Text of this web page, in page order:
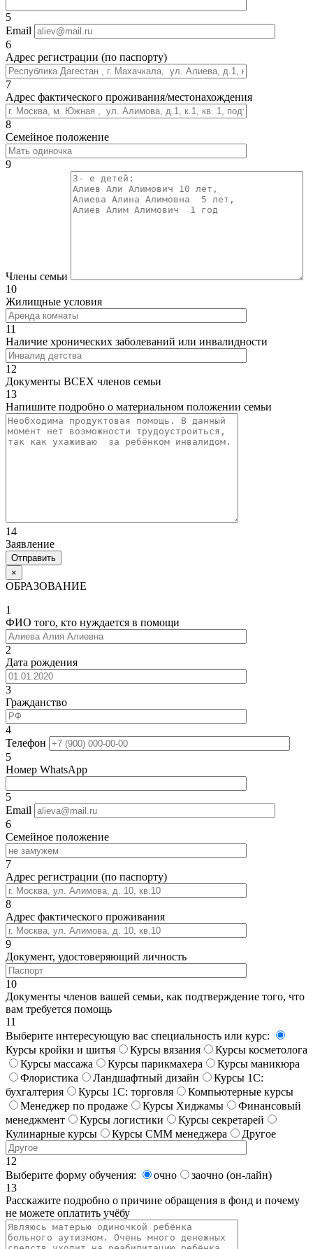
5
Email
6
Адрес регистрации (по паспорту)
7
Адрес фактического проживания/местонахождения
8
Семейное положение
9
Члены семьи
10
Жилищные условия
11
Наличие хронических заболеваний или инвалидности
12
Документы ВСЕХ членов семьи
13
Напишите подробно о материальном положении семьи
14
Заявление
×
ОБРАЗОВАНИЕ
1
ФИО того, кто нуждается в помощи
2
Дата рождения
3
Гражданство
4
Телефон
5
Номер WhatsApp
5
Email
6
Семейное положение
7
Адрес регистрации (по паспорту)
8
Адрес фактического проживания
9
Документ, удостоверяющий личность
10
Документы членов вашей семьи, как подтверждение того, что
вам требуется помощь
11
Выберите интересующую вас специальность или курс:
Курсы кройки и шитья
Курсы вязания
Курсы косметолога
Курсы массажа
Курсы парикмахера
Курсы маникюра
Флористика
Ландшафтный дизайн
Курсы 1С:
бухгалтерия
Курсы 1С: торговля
Компьютерные курсы
Менеджер по продаже
Курсы Хиджамы
Финансовый
менеджмент
Курсы логистики
Курсы секретарей
Кулинарные курсы
Курсы СММ менеджера Другое
12
Выберите форму обучения:
очно
заочно (он-лайн)
13
Расскажите подробно о причине обращения в фонд и почему
не можете оплатить учёбу